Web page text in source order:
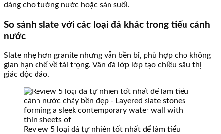
dàng cho tường nước hoặc sàn suối.
So sánh slate với các loại đá khác trong tiểu cảnh
nước
Slate nhẹ hơn granite nhưng vẫn bền bỉ, phù hợp cho không
gian hạn chế về tải trọng. Vân đá lớp lớp tạo chiều sâu thị
giác độc đáo.
Review 5 loại đá tự nhiên tốt nhất để làm tiểu